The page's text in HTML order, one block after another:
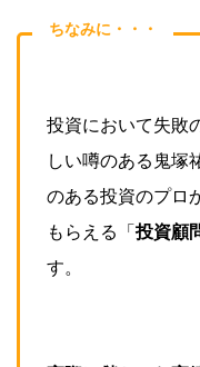
ちなみに・・・
投資において失敗
しい噂のある鬼塚
のある投資のプロ
もらえる
「投資顧
す。